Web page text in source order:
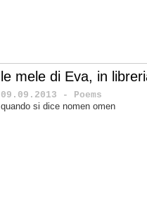
le mele di Eva, in
09.09.2013 - Poems
quando si dice nomen omen